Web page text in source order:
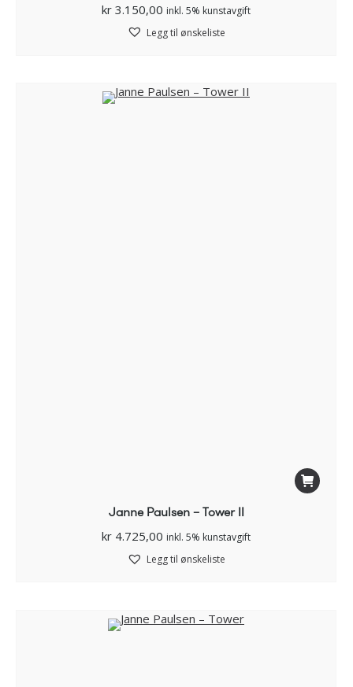
kr 3.150,00 inkl. 5% kunstavgift
Legg til ønskeliste
Janne Paulsen – Tower II
kr 4.725,00 inkl. 5% kunstavgift
Legg til ønskeliste